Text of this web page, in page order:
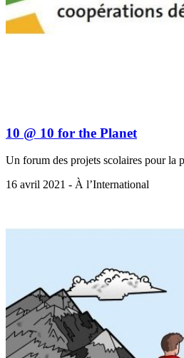
10 @ 10 for the Planet
Un forum des projets scolaires pour la
16 avril 2021 - À l’International